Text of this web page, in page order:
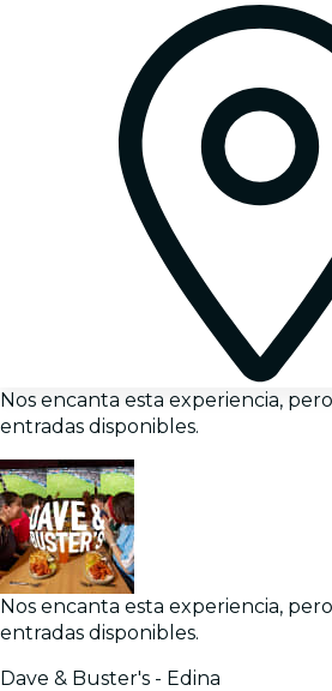
Nos encanta esta experiencia,
entradas disponibles.
Nos encanta esta experiencia,
entradas disponibles.
Dave & Buster's - Edina